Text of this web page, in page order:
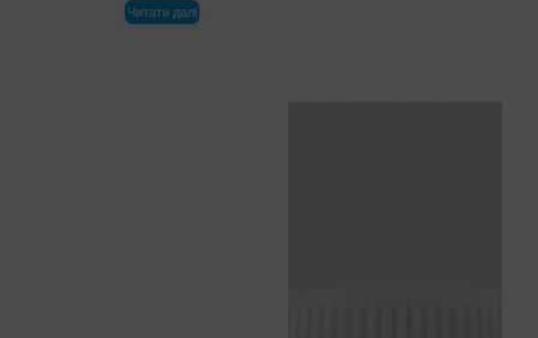
Читати далі